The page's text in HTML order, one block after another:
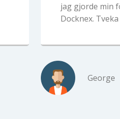
jag gjorde min
Docknex.
George